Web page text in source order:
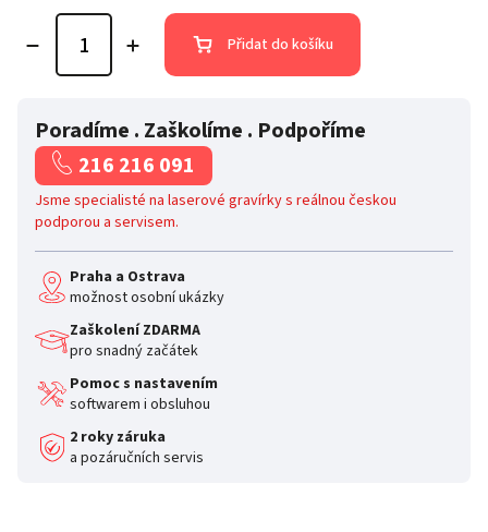
Přidat do košíku
Poradíme . Zaškolíme . Podpoříme
216 216 091
Jsme specialisté na laserové gravírky s reálnou českou
podporou a servisem.
Praha a Ostrava
možnost osobní ukázky
Zaškolení ZDARMA
pro snadný začátek
Pomoc s nastavením
softwarem i obsluhou
2 roky záruka
a pozáručních servis